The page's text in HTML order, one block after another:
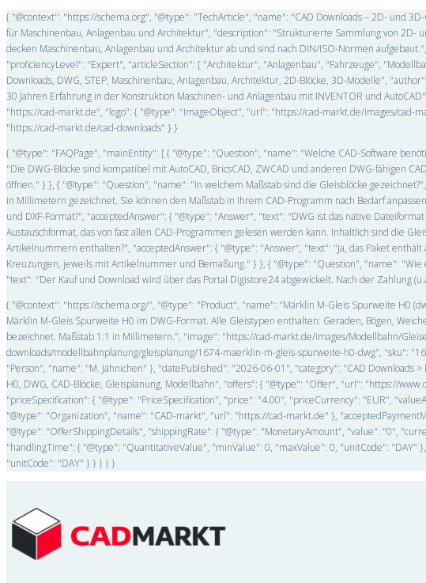
{ "@context": "https://schema.org", "@type": "TechArticle", "name": "CAD Downloads – 2D- und
für Maschinenbau, Anlagenbau und Architektur", "description": "Strukturierte Sammlung von 2D-
decken Maschinenbau, Anlagenbau und Architektur ab und sind nach DIN/ISO-Normen
"proficiencyLevel": "Expert", "articleSection": [ "Architektur", "Anlagenbau", "Fahrzeuge",
Downloads, DWG, STEP, Maschinenbau, Anlagenbau, Architektur, 2D-Blöcke, 3D-Modelle",
30 Jahren Erfahrung in der Konstruktion Maschinen- und Anlagenbau mit INVENTOR und
"https://cad-markt.de", "logo": { "@type": "ImageObject", "url": "https://cad-markt.de/images/cad-
"https://cad-markt.de/cad-downloads" } }
{ "@type": "FAQPage", "mainEntity": [ { "@type": "Question", "name": "Welche CAD-Software
"Die DWG-Blöcke sind kompatibel mit AutoCAD, BricsCAD, ZWCAD und anderen DWG-fähigen
öffnen." } }, { "@type": "Question", "name": "In welchem Maßstab sind die Gleisblöcke
in Millimetern gezeichnet. Sie können den Maßstab in Ihrem CAD-Programm nach Bedarf
und DXF-Format?", "acceptedAnswer": { "@type": "Answer", "text": "DWG ist das native
Austauschformat, das von fast allen CAD-Programmen gelesen werden kann. Inhaltlich sind die
Artikelnummern enthalten?", "acceptedAnswer": { "@type": "Answer", "text": "Ja, das Paket
Kreuzungen, jeweils mit Artikelnummer und Bemaßung." } }, { "@type": "Question", "name":
"text": "Der Kauf und Download wird über das Portal Digistore24 abgewickelt. Nach der Zahlung
{ "@context": "https://schema.org/", "@type": "Product", "name": "Märklin M-Gleis Spurweite H0
Märklin M-Gleis Spurweite H0 im DWG-Format. Alle Gleistypen enthalten: Geraden, Bögen,
bezeichnet. Maßstab 1:1 in Millimetern.", "image": "https://cad-markt.de/images/Modellbahn/
downloads/modellbahnplanung/gleisplanung/1674-maerklin-m-gleis-spurweite-h0-dwg", "sku":
"Person", "name": "M. Jähnichen" }, "datePublished": "2026-06-01", "category": "CAD Downloads
H0, DWG, CAD-Blöcke, Gleisplanung, Modellbahn", "offers": { "@type": "Offer", "url": "https://
"priceSpecification": { "@type": "PriceSpecification", "price": "4.00", "priceCurrency": "EUR",
"@type": "Organization", "name": "CAD-markt", "url": "https://cad-markt.de" },
"@type": "OfferShippingDetails", "shippingRate": { "@type": "MonetaryAmount", "value": "0",
"handlingTime": { "@type": "QuantitativeValue", "minValue": 0, "maxValue": 0, "unitCode":
"unitCode": "DAY" } } } } }